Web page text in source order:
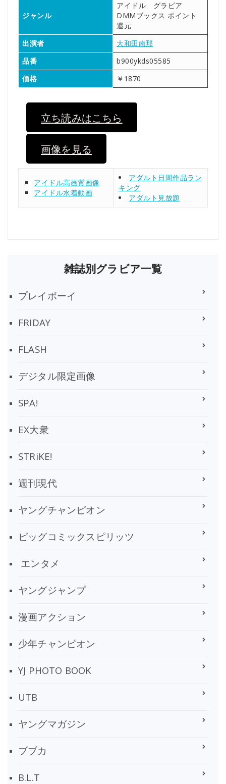
ジャンル
アイドル グラビア
DMMブックス ポイント
還元
出演者
大和田南那
品番
b900ykds05585
価格
￥1870
立ち読みはこちら
画像を見る
アイドル高画質画像
アイドル水着動画
アダルト日間作品ラン
キング
アダルト見放題
雑誌別グラビア一覧
プレイボーイ
FRIDAY
FLASH
デジタル限定画像
SPA!
EX大衆
STRiKE!
週刊現代
ヤングチャンピオン
ビッグコミックスピリッツ
エンタメ
ヤングジャンプ
漫画アクション
少年チャンピオン
YJ PHOTO BOOK
UTB
ヤングマガジン
ブブカ
B.L.T